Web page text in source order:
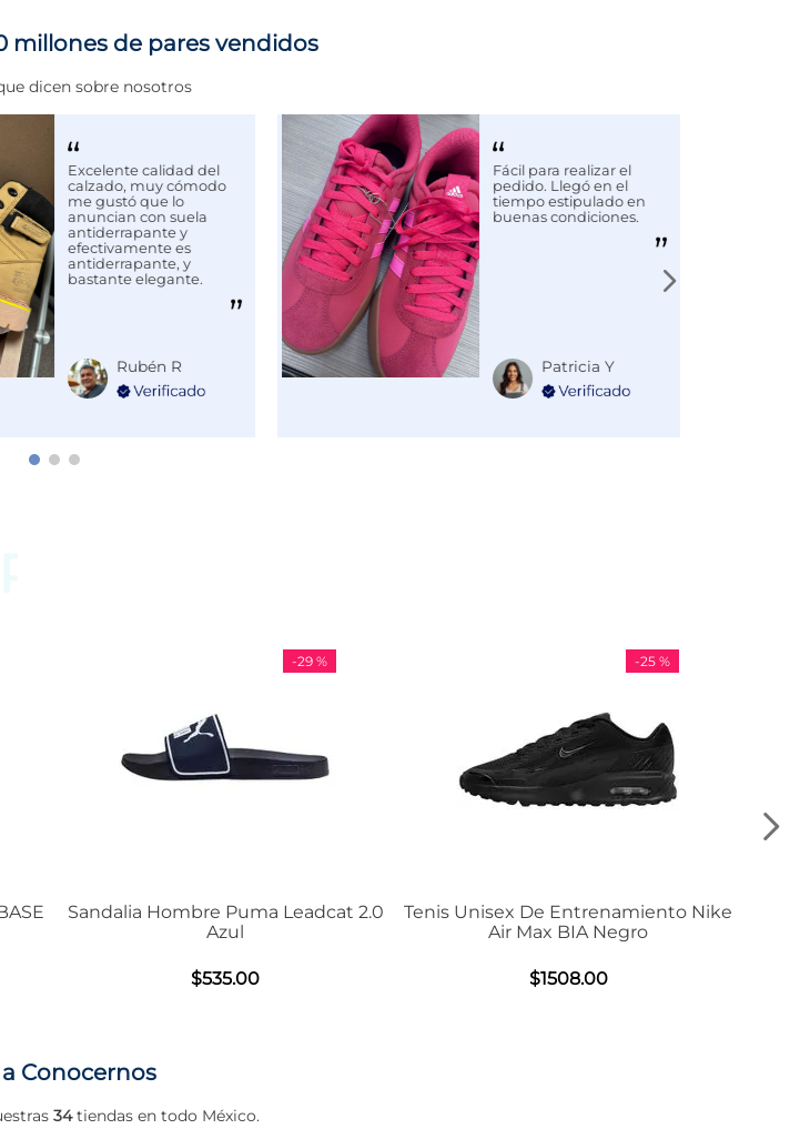
millones de pares vendidos
dicen sobre nosotros
Excelente calidad del
calzado, muy cómodo
me gustó que lo
anuncian con suela
antiderrapante y
efectivamente es
antiderrapante, y
bastante elegante.
Rubén R
Fácil para realizar el
pedido. Llegó en el
tiempo estipulado en
buenas condiciones.
Patricia Y
Sandalia Hombre Puma Leadcat 2.0
00
Tenis Unisex De Entrenamiento Nike
Air Max BIA Negro
1508.00
Conocernos
34tiendas en todo México.